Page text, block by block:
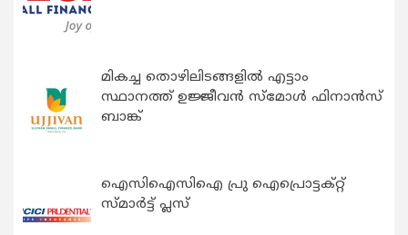
മികച്ച തൊഴിലിടങ്ങളിൽ എട്ടാം
സ്ഥാനത്ത് ഉജ്ജീവൻ സ്മോൾ ഫിനാൻസ്
ബാങ്ക്
ഐസിഐസിഐ പ്രു ഐപ്രൊട്ടക്റ്റ്
സ്മാർട്ട് പ്ലസ്